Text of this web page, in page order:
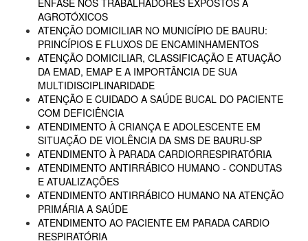
ÊNFASE NOS TRABALHADORES EXPOSTOS A
AGROTÓXICOS
ATENÇÃO DOMICILIAR NO MUNICÍPIO DE BAURU:
PRINCÍPIOS E FLUXOS DE ENCAMINHAMENTOS
ATENÇÃO DOMICILIAR, CLASSIFICAÇÃO E ATUAÇÃO
DA EMAD, EMAP E A IMPORTÂNCIA DE SUA
MULTIDISCIPLINARIDADE
ATENÇÃO E CUIDADO A SAÚDE BUCAL DO PACIENTE
COM DEFICIÊNCIA
ATENDIMENTO À CRIANÇA E ADOLESCENTE EM
SITUAÇÃO DE VIOLÊNCIA DA SMS DE BAURU-SP
ATENDIMENTO À PARADA CARDIORRESPIRATÓRIA
ATENDIMENTO ANTIRRÁBICO HUMANO - CONDUTAS
E ATUALIZAÇÕES
ATENDIMENTO ANTIRRÁBICO HUMANO NA ATENÇÃO
PRIMÁRIA A SAÚDE
ATENDIMENTO AO PACIENTE EM PARADA CARDIO
RESPIRATÓRIA